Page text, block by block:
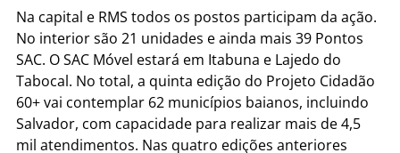
Na capital e RMS todos os postos participam da ação.
No interior são 21 unidades e ainda mais 39 Pontos
SAC. O SAC Móvel estará em Itabuna e Lajedo do
Tabocal. No total, a quinta edição do Projeto Cidadão
60+ vai contemplar 62 municípios baianos, incluindo
Salvador, com capacidade para realizar mais de 4,5
mil atendimentos. Nas quatro edições anteriores